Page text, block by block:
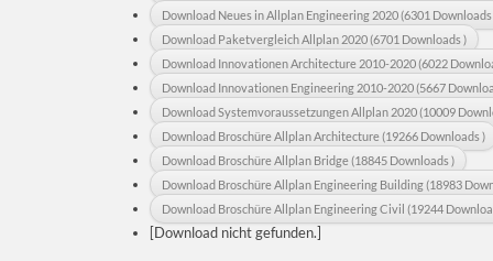
Download Neues in Allplan Engineering 2020 (6301 Downloads
Download Paketvergleich Allplan 2020 (6701 Downloads )
Download Innovationen Architecture 2010-2020 (6022
Download Innovationen Engineering 2010-2020 (5667
Download Systemvoraussetzungen Allplan 2020 (10009
Download Broschüre Allplan Architecture (19266 Downloads )
Download Broschüre Allplan Bridge (18845 Downloads )
Download Broschüre Allplan Engineering Building (18983
Download Broschüre Allplan Engineering Civil (19244
[Download nicht gefunden.]